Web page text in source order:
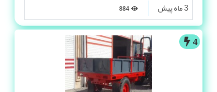
3 ماه پیش
4